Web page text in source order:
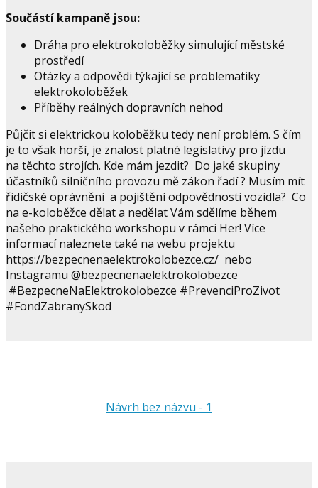
Součástí kampaně jsou:
Dráha pro elektrokoloběžky simulující městské
prostředí
Otázky a odpovědi týkající se problematiky
elektrokoloběžek
Příběhy reálných dopravních nehod
Půjčit si elektrickou koloběžku tedy není problém. S čím
je to však horší, je znalost platné legislativy pro jízdu
na těchto strojích. Kde mám jezdit? Do jaké skupiny
účastníků silničního provozu mě zákon řadí ? Musím mít
řidičské oprávněni a pojištění odpovědnosti vozidla? Co
na e-koloběžce dělat a nedělat Vám sdělíme během
našeho praktického workshopu v rámci Her! Více
informací naleznete také na webu projektu
https://bezpecnenaelektrokolobezce.cz/ nebo
Instagramu @bezpecnenaelektrokolobezce
#BezpecneNaElektrokolobezce #PrevenciProZivot
#FondZabranySkod
Návrh bez názvu - 1